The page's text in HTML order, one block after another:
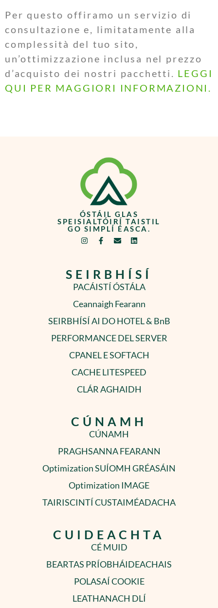
Per questo offiramo un servizio di
consultazione e, limitatamente alla
complessità del tuo sito,
un’ottimizzazione inclusa nel prezzo
d’acquisto dei nostri pacchetti. LEGGI
QUI PER MAGGIORI INFORMAZIONI.
ÓSTÁIL GLAS
SPEISIALTÓIRÍ TAISTIL
GO SIMPLÍ ÉASCA.
SEIRBHÍSÍ
PACÁISTÍ ÓSTÁLA
Ceannaigh Fearann
SEIRBHÍSÍ AI DO HOTEL & BnB
PERFORMANCE DEL SERVER
CPANEL E SOFTACH
CACHE LITESPEED
CLÁR AGHAIDH
CÚNAMH
CÚNAMH
PRAGHSANNA FEARANN
Optimization SUÍOMH GRÉASÁIN
Optimization IMAGE
TAIRISCINTÍ CUSTAIMÉADACHA
CUIDEACHTA
CÉ MUID
BEARTAS PRÍOBHÁIDEACHAIS
POLASAÍ COOKIE
LEATHANACH DLÍ